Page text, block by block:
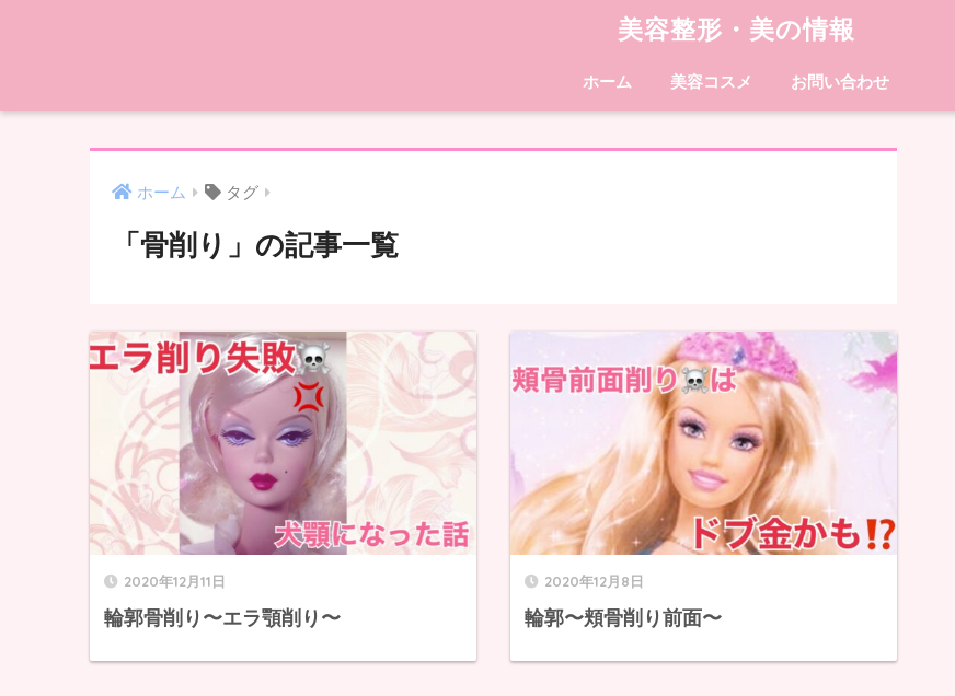
美容整形・美の情報
ホーム 美容コスメ お問い合わせ
ホーム タグ
「骨削り」の記事一覧
2020年12月11日
輪郭骨削り〜エラ顎削り〜
2020年12月8日
輪郭〜頬骨削り前面〜